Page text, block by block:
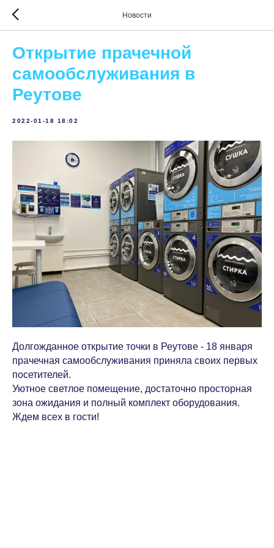
Новости
Открытие прачечной
самообслуживания в
Реутове
2022-01-18 18:02
Долгожданное открытие точки в Реутове - 18 января
прачечная самообслуживания приняла своих первых
посетителей.
Уютное светлое помещение, достаточно просторная
зона ожидания и полный комплект оборудования.
Ждем всех в гости!